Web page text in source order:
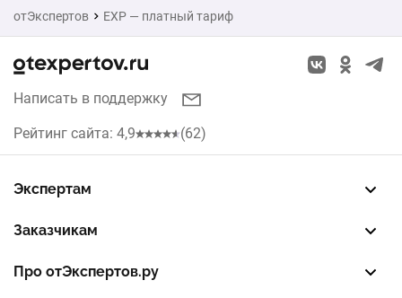
отЭкспертов EXP — платный тариф
Написать в поддержку
Рейтинг сайта: 4,9 (62)
Экспертам
Заказчикам
Про отЭкспертов.ру